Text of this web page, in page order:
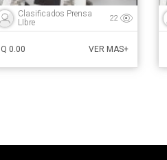
Clasificados Prensa
LIbre 22
Q 0.00 VER MAS+